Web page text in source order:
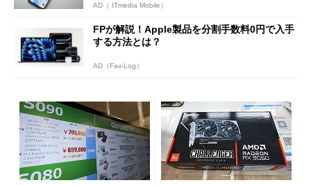
AD（ ITmedia Mobile）
FPが解説！Apple製品を分割手数料0円で入手
する方法とは？
AD（Fav-Log）